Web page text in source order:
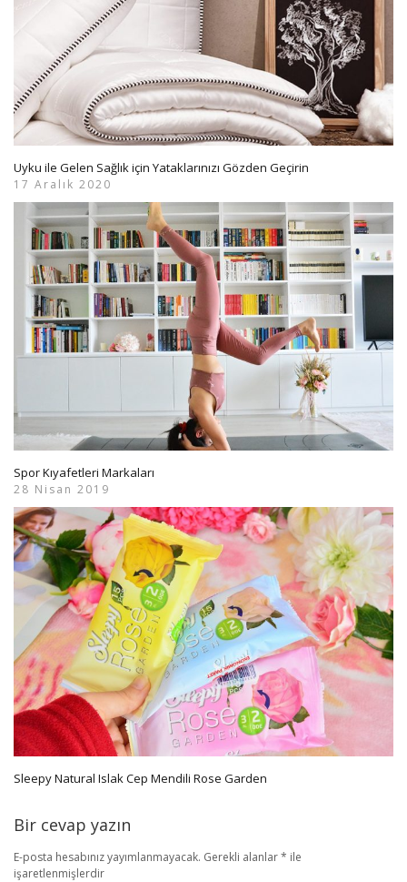
Uyku ile Gelen Sağlık için Yataklarınızı Gözden Geçirin
17 Aralık 2020
Spor Kıyafetleri Markaları
28 Nisan 2019
Sleepy Natural Islak Cep Mendili Rose Garden
Bir cevap yazın
E-posta hesabınız yayımlanmayacak. Gerekli alanlar* ile
işaretlenmişlerdir